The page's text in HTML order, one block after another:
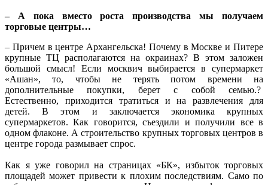
– А пока вместо роста производства мы получаем
торговые центры…
– Причем в центре Архангельска! Почему в Москве и Питере
крупные ТЦ располагаются на окраинах? В этом заложен
большой смысл! Если москвич выбирается в супермаркет
«Ашан», то, чтобы не терять потом времени на
дополнительные покупки, берет с собой семью.?
Естественно, приходится тратиться и на развлечения для
детей. В этом и заключается экономика крупных
супермаркетов. Как говорится, съездили и получили все в
одном флаконе. А строительство крупных торговых центров в
центре города размывает спрос.
Как я уже говорил на страницах «БК», избыток торговых
площадей может привести к плохим последствиям. Само по